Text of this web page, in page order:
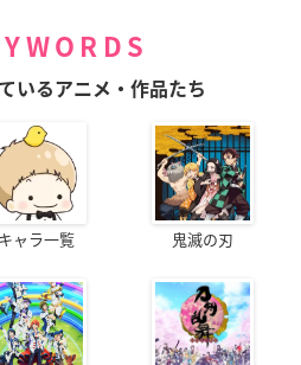
いるアニメ・作品たち
キャラ一覧 鬼滅の刃